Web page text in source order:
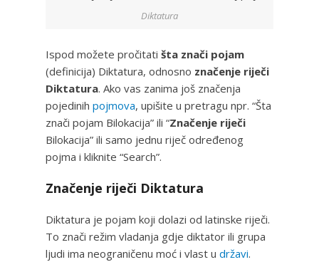
Diktatura
Ispod možete pročitati šta znači pojam
(definicija) Diktatura, odnosno značenje riječi
Diktatura. Ako vas zanima još značenja
pojedinih pojmova, upišite u pretragu npr. “Šta
znači pojam Bilokacija” ili “Značenje riječi
Bilokacija” ili samo jednu riječ određenog
pojma i kliknite “Search”.
Značenje riječi Diktatura
Diktatura je pojam koji dolazi od latinske riječi.
To znači režim vladanja gdje diktator ili grupa
ljudi ima neograničenu moć i vlast u državi.